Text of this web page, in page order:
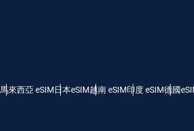
馬來西亞 eSIM日本eSIM越南 eSIM印度 eSIM德國